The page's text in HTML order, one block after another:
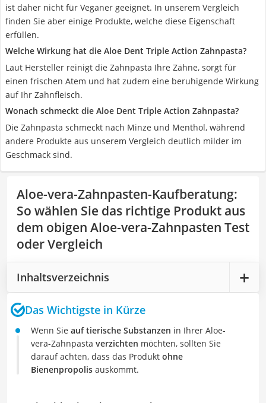
ist daher nicht für Veganer geeignet. In unserem Vergleich
finden Sie aber einige Produkte, welche diese Eigenschaft
erfüllen.
Welche Wirkung hat die Aloe Dent Triple Action Zahnpasta?
Laut Hersteller reinigt die Zahnpasta Ihre Zähne, sorgt für
einen frischen Atem und hat zudem eine beruhigende Wirkung
auf Ihr Zahnfleisch.
Wonach schmeckt die Aloe Dent Triple Action Zahnpasta?
Die Zahnpasta schmeckt nach Minze und Menthol, während
andere Produkte aus unserem Vergleich deutlich milder im
Geschmack sind.
Aloe-vera-Zahnpasten-Kaufberatung:
So wählen Sie das richtige Produkt aus
dem obigen Aloe-vera-Zahnpasten Test
oder Vergleich
Inhaltsverzeichnis
Das Wichtigste in Kürze
Wenn Sie auf tierische Substanzen in Ihrer Aloe-
vera-Zahnpasta verzichten möchten, sollten Sie
darauf achten, dass das Produkt ohne
Bienenpropolis auskommt.